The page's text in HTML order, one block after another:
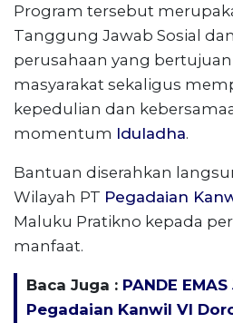
Program tersebut
Tanggung Jawab Sosial
perusahaan yang
masyarakat sekaligus
kepedulian dan
momentum Iduladha.
Bantuan diserahkan
Wilayah PT Pegadaian
Maluku Pratikno kepada
manfaat.
Baca Juga : PANDE
Pegadaian Kanwil VI